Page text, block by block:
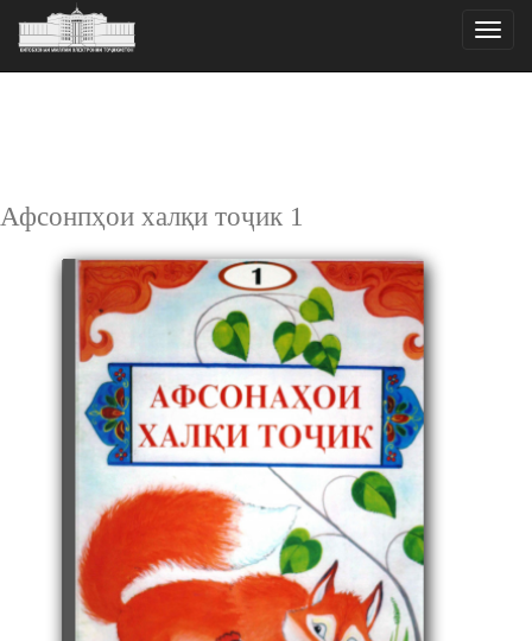
Toggle
Афсонпҳои халқи тоҷик 1